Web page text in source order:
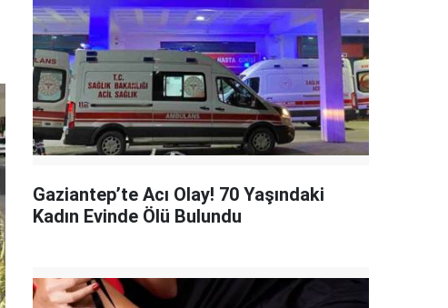
Gaziantep’te Acı Olay! 70 Yaşındaki
Kadın Evinde Ölü Bulundu